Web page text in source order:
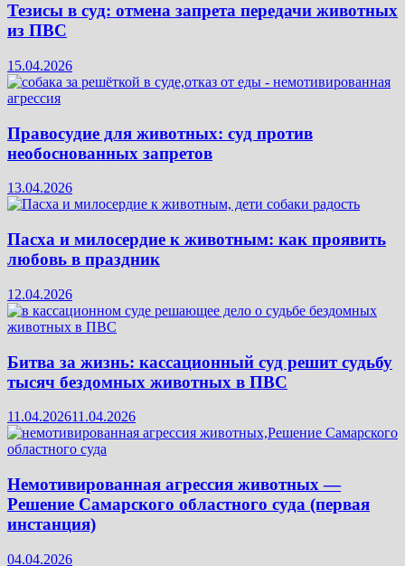
Тезисы в суд: отмена запрета передачи животных
из ПВС
15.04.2026
Правосудие для животных: суд против
необоснованных запретов
13.04.2026
Пасха и милосердие к животным: как проявить
любовь в праздник
12.04.2026
Битва за жизнь: кассационный суд решит судьбу
тысяч бездомных животных в ПВС
11.04.202611.04.2026
Немотивированная агрессия животных —
Решение Самарского областного суда (первая
инстанция)
04.04.2026